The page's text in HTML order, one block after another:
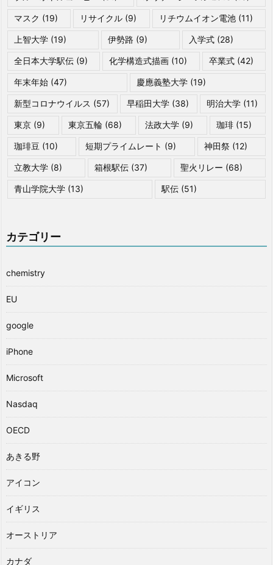
マスク (19) リサイクル (9) リチウムイオン電池(11)
上智大学 (19) 伊勢路 (9) 入学式 (28)
全日本大学駅伝 (9) 化学構造式描画 (10) 卒業式(42)
年末年始 (47) 慶應義塾大学(19)
新型コロナウイルス (57) 早稲田大学 (38) 明治大学(11)
東京 (9) 東京五輪 (68) 法政大学 (9) 珈琲 (15)
珈琲豆 (10) 短期プライムレート (9) 神田祭(12)
立教大学 (8) 箱根駅伝 (37) 聖火リレー (68)
青山学院大学 (13) 駅伝 (51)
カテゴリー
chemistry
EU
google
iPhone
Microsoft
Nasdaq
OECD
あきる野
アイコン
イギリス
オーストリア
カナダ